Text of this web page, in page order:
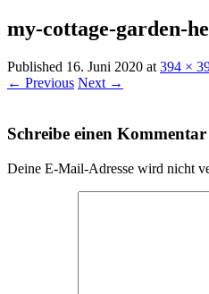
my-cottage-garden-
Published 16. Juni 2020 at 394 ×
← Previous Next →
Schreibe einen Kommentar
Deine E-Mail-Adresse wird nicht